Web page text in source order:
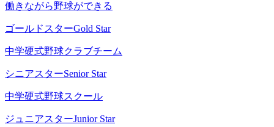
働きながら野球ができる
ゴールドスターGold Star
中学硬式野球クラブチーム
シニアスターSenior Star
中学硬式野球スクール
ジュニアスターJunior Star